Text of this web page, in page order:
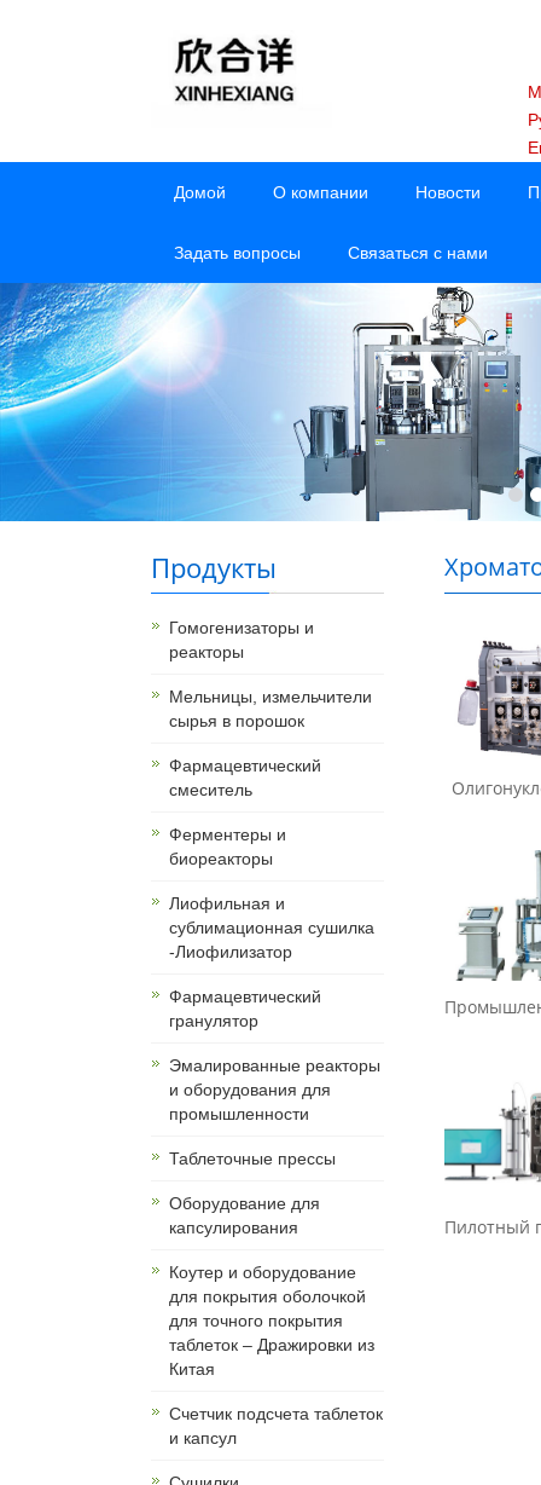
Домой О компании Новости
Задать вопросы Связаться с нами
Продукты
Гомогенизаторы и
реакторы
Мельницы, измельчители
сырья в порошок
Фармацевтический
смеситель
Ферментеры и
биореакторы
Лиофильная и
сублимационная сушилка
-Лиофилизатор
Фармацевтический
гранулятор
Эмалированные реакторы
и оборудования для
промышленности
Таблеточные прессы
Оборудование для
капсулирования
Коутер и оборудование
для покрытия оболочкой
для точного покрытия
таблеток – Дражировки из
Китая
Счетчик подсчета таблеток
и капсул
Пилотный